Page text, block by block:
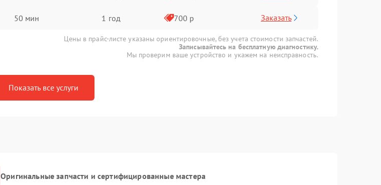
50 мин 1 год 700 р Заказать
Цены в прайс-листе указаны ориентировочные, без учета стоимости запчастей.
Записывайтесь на бесплатную диагностику.
Мы проверим ваше устройство и укажем на неисправность.
Показать все услуги
Оригинальные запчасти и сертифицированные мастера